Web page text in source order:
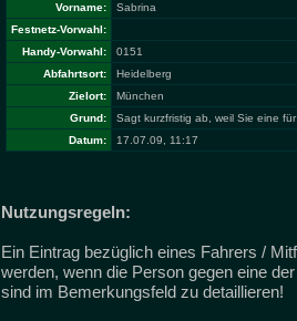
Vorname:
Sabrina
Festnetz-Vorwahl:
Handy-Vorwahl:
0151
Abfahrtsort:
Heidelberg
Zielort:
München
Grund:
Sagt kurzfristig ab, weil Sie eine
Datum:
17.07.09, 11:17
Nutzungsregeln:
Ein Eintrag bezüglich eines Fahrers /
werden, wenn die Person gegen eine
sind im Bemerkungsfeld zu detaillieren!